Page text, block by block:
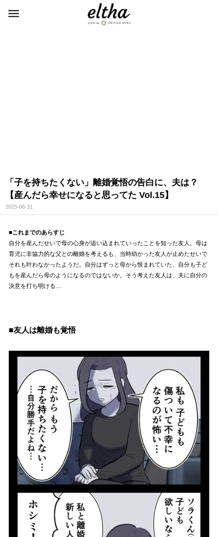
「子を持ちたくない」離婚覚悟の告白に、夫は？
【産んだら幸せになると思ってた Vol.15】
2025-08-31
■これまでのあらすじ
自分を産んだせいで母の心身が追い込まれていったことを知った友人。母は
育児に非協力的な父との離婚を考えるも、当時幼かった友人が止めたせいで
それも叶わなかったようだ。自分はずっと母から恨まれていた、自分も子ど
もを産んだら母のようになるのではないか。そう考えた友人は、夫に自分の
決意を打ち明ける…
■友人は離婚も覚悟